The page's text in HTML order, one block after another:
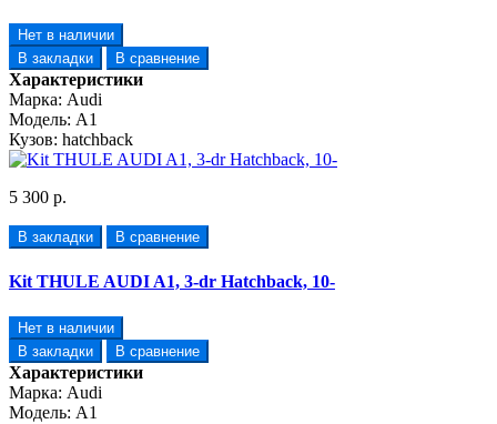
Нет в наличии
В закладки
В сравнение
Характеристики
Марка: Audi
Модель: A1
Кузов: hatchback
5 300 р.
В закладки В сравнение
Kit THULE AUDI A1, 3-dr Hatchback, 10-
Нет в наличии
В закладки
В сравнение
Характеристики
Марка: Audi
Модель: A1